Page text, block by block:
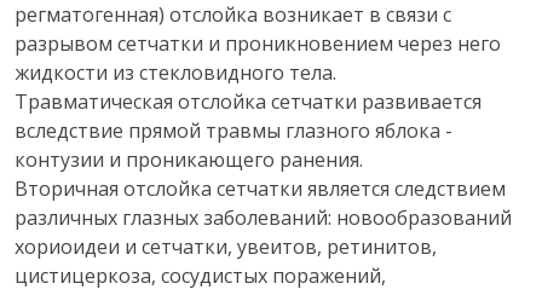
регматогенная) отслойка возникает в связи с
разрывом сетчатки и проникновением через него
жидкости из стекловидного тела.
Травматическая отслойка сетчатки развивается
вследствие прямой травмы глазного яблока -
контузии и проникающего ранения.
Вторичная отслойка сетчатки является следствием
различных глазных заболеваний: новообразований
хориоидеи и сетчатки, увеитов, ретинитов,
цистицеркоза, сосудистых поражений,